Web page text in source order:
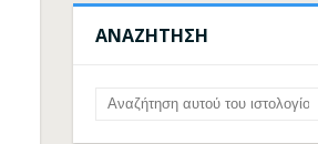
ΑΝΑΖΗΤΗΣΗ